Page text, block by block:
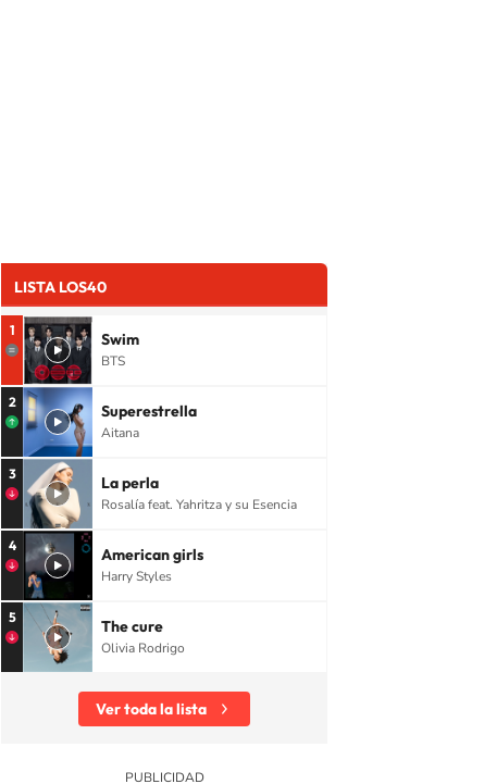
LISTA LOS40
1 Swim
BTS
2 Superestrella
Aitana
3 La perla
Rosalía feat. Yahritza y su Esencia
4 American girls
Harry Styles
5 The cure
Olivia Rodrigo
Ver toda la lista